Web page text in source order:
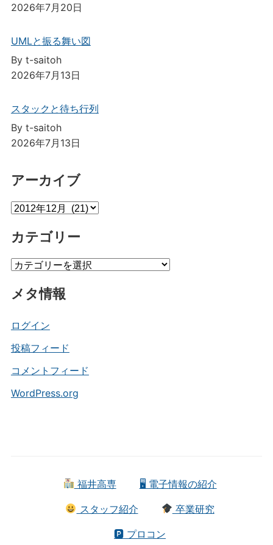
2026年7月20日
UMLと振る舞い図
By t-saitoh
2026年7月13日
スタックと待ち行列
By t-saitoh
2026年7月13日
アーカイブ
ア
カ
ブ
カテゴリー
カ
ゴ
ー
メタ情報
ログイン
投稿フィード
コメントフィード
WordPress.org
福井高専 🖥 電子情報の紹介
スタッフ紹介 卒業研究
🅿 プロコン